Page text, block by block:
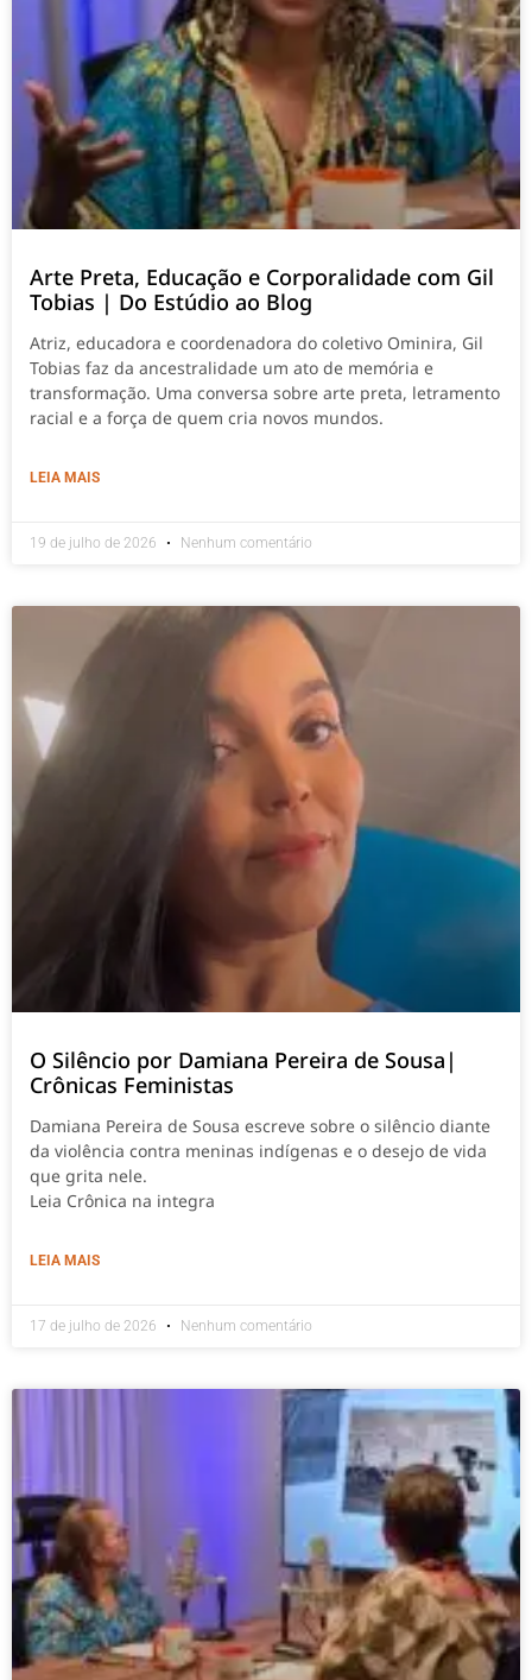
Arte Preta, Educação e Corporalidade com Gil
Tobias | Do Estúdio ao Blog
Atriz, educadora e coordenadora do coletivo Ominira, Gil
Tobias faz da ancestralidade um ato de memória e
transformação. Uma conversa sobre arte preta, letramento
racial e a força de quem cria novos mundos.
LEIA MAIS
19 de julho de 2026 Nenhum comentário
O Silêncio por Damiana Pereira de Sousa|
Crônicas Feministas
Damiana Pereira de Sousa escreve sobre o silêncio diante
da violência contra meninas indígenas e o desejo de vida
que grita nele.
Leia Crônica na integra
LEIA MAIS
17 de julho de 2026 Nenhum comentário